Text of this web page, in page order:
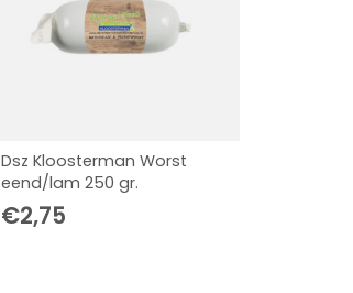
Dsz Kloosterman Worst
eend/lam 250 gr.
€2,75